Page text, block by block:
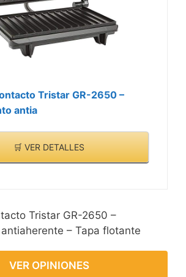
Tristar GR-2650 –
antia
🛒 VER DETALLES
Tristar GR-2650 –
– Tapa flotante
VER OPINIONES